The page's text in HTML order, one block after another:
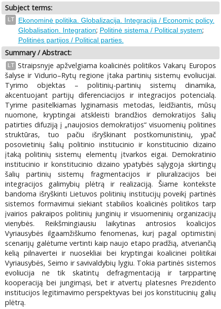
Subject terms:
LT
Ekonominė politika. Globalizacija. Integracija / Economic policy.
Globalisation. Integration; Politinė sistema / Political system;
Politinės partijos / Political parties.
Summary / Abstract:
LT Straipsnyje apžvelgiama koalicinės politikos Vakarų Europos
šalyse ir Vidurio–Rytų regione įtaka partinių sistemų evoliucijai.
Tyrimo objektas – politinių-partinių sistemų dinamika,
akcentuojant partijų diferenciacijos ir integracijos potencialą.
Tyrime pasitelkiamas lyginamasis metodas, leidžiantis, mūsų
nuomone, kryptingai atskleisti brandžios demokratijos šalių
patirties difuziją į „naujosios demokratijos“ visuomenių politines
struktūras, tuo pačiu išryškinant postkomunistinių, ypač
posovietinių šalių politinio institucinio ir konstitucinio dizaino
įtaką politinių sistemų elementų įtvarkos eigai. Demokratinio
institucinio ir konstitucinio dizaino ypatybės sąlygoja skirtingų
šalių partinių sistemų fragmentacijos ir pliuralizacijos bei
integracijos galimybių plėtrą ir realizaciją. Šiame kontekste
bandoma išryškinti Lietuvos politinių institucijų poveikį partinės
sistemos formavimui siekiant stabilios koalicinės politikos tarp
įvairios pakraipos politinių junginių ir visuomeninių organizacijų
vienybės. Reikšmingiausiu laikytinas antrosios koalicijos
Vyriausybės ilgaamžiškumo fenomenas, kurį pagal optimistinį
scenarijų galėtume vertinti kaip naujo etapo pradžią, atveriančią
kelią pilnavertei ir nuosekliai bei kryptingai koalicinei politikai
Vyriausybės, Seimo ir savivaldybių lygiu. Tokia partinės sistemos
evoliucija ne tik skatintų defragmentaciją ir tarppartinę
kooperaciją bei jungimąsi, bet ir atvertų platesnes Prezidento
institucijos legitimavimo perspektyvas bei jos konstitucinių galių
plėtrą.